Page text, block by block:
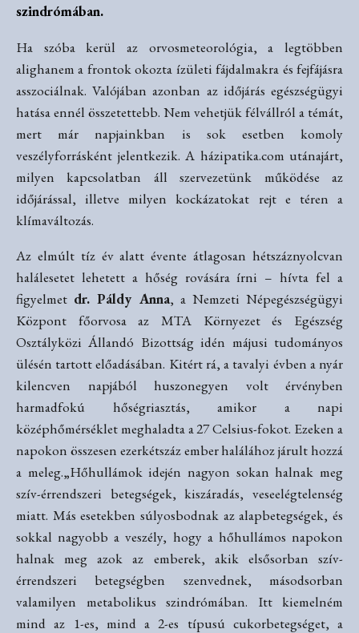
szindrómában.
Ha szóba kerül az orvosmeteorológia, a legtöbben
alighanem a frontok okozta ízületi fájdalmakra és fejfájásra
asszociálnak. Valójában azonban az időjárás egészségügyi
hatása ennél összetettebb. Nem vehetjük félvállról a témát,
mert már napjainkban is sok esetben komoly
veszélyforrásként jelentkezik. A házipatika.com utánajárt,
milyen kapcsolatban áll szervezetünk működése az
időjárással, illetve milyen kockázatokat rejt e téren a
klímaváltozás.
Az elmúlt tíz év alatt évente átlagosan hétszáznyolcvan
halálesetet lehetett a hőség rovására írni – hívta fel a
figyelmet dr. Páldy Anna, a Nemzeti Népegészségügyi
Központ főorvosa az MTA Környezet és Egészség
Osztályközi Állandó Bizottság idén májusi tudományos
ülésén tartott előadásában. Kitért rá, a tavalyi évben a nyár
kilencven napjából huszonegyen volt érvényben
harmadfokú hőségriasztás, amikor a napi
középhőmérséklet meghaladta a 27 Celsius-fokot. Ezeken a
napokon összesen ezerkétszáz ember halálához járult hozzá
a meleg.„Hőhullámok idején nagyon sokan halnak meg
szív-érrendszeri betegségek, kiszáradás, veseelégtelenség
miatt. Más esetekben súlyosbodnak az alapbetegségek, és
sokkal nagyobb a veszély, hogy a hőhullámos napokon
halnak meg azok az emberek, akik elsősorban szív-
érrendszeri betegségben szenvednek, másodsorban
valamilyen metabolikus szindrómában. Itt kiemelném
mind az 1-es, mind a 2-es típusú cukorbetegséget, a